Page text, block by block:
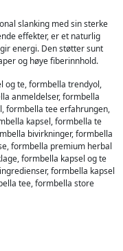
slanking med sin sterke
effekter, er et naturlig
energi. Den støtter sunt
og høye fiberinnhold.
og te, formbella trendyol,
anmeldelser, formbella
formbella tee erfahrungen,
kapsel, formbella te
bivirkninger, formbella
formbella premium herbal
formbella kapsel og te
formbella kapsel
tee, formbella store